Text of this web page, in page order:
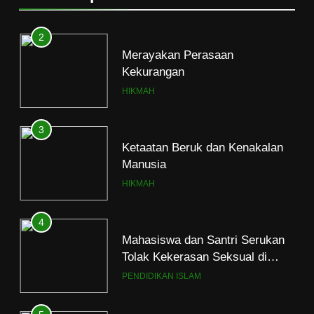
3
Ketaatan Beruk dan Kenakalan
Manusia
HIKMAH
4
Mahasiswa dan Santri Serukan
Tolak Kekerasan Seksual di
Lingkungan Kampus dan
PENDIDIKAN ISLAM
5
Kesadaran akan Kehambaan:
Akar Ketundukan
HEADLINE